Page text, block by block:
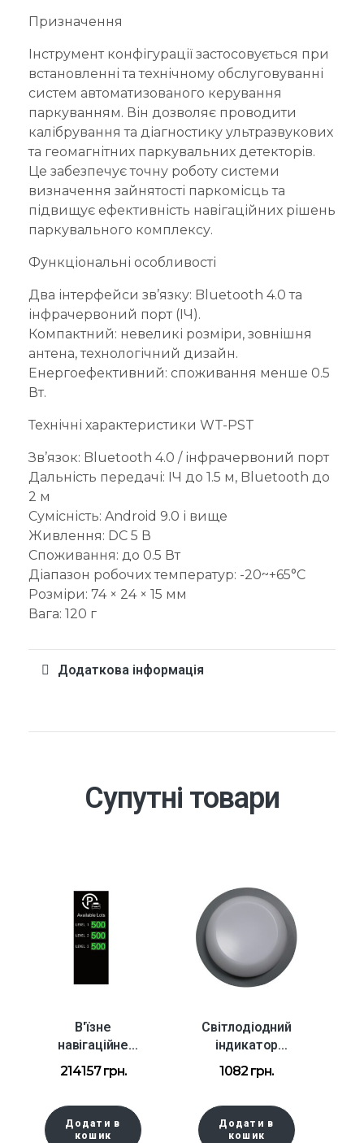
Призначення
Інструмент конфігурації застосовується при
встановленні та технічному обслуговуванні
систем автоматизованого керування
паркуванням. Він дозволяє проводити
калібрування та діагностику ультразвукових
та геомагнітних паркувальних детекторів.
Це забезпечує точну роботу системи
визначення зайнятості паркомісць та
підвищує ефективність навігаційних рішень
паркувального комплексу.
Функціональні особливості
Два інтерфейси зв’язку: Bluetooth 4.0 та
інфрачервоний порт (ІЧ).
Компактний: невеликі розміри, зовнішня
антена, технологічний дизайн.
Енергоефективний: споживання менше 0.5
Вт.
Технічні характеристики WT-PST
Зв’язок: Bluetooth 4.0 / інфрачервоний порт
Дальність передачі: ІЧ до 1.5 м, Bluetooth до
2 м
Сумісність: Android 9.0 і вище
Живлення: DC 5 В
Споживання: до 0.5 Вт
Діапазон робочих температур: -20~+65°C
Розміри: 74 × 24 × 15 мм
Вага: 120 г
Додаткова інформація
Супутні товари
В'їзне
навігаційне
табло WT-EGD3
на 3 рівні
214157грн.
Додати в
кошик
Світлодіодний
індикатор
паркувального
місця WT-PL
1082 грн.
Додати в
кошик